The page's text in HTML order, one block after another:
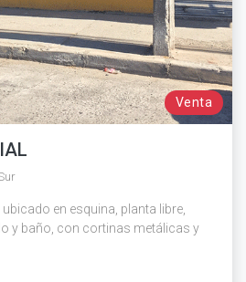
Venta
en esquina, planta libre,
y baño, con cortinas metálicas y